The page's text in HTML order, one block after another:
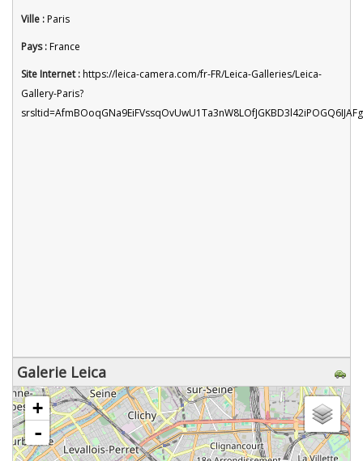
Ville :Paris
Pays :France
Site Internet :https://leica-camera.com/fr-FR/Leica-Galleries/Leica-
Gallery-Paris?
Galerie Leica
chargement de la carte - veuillez patienter...
+
-